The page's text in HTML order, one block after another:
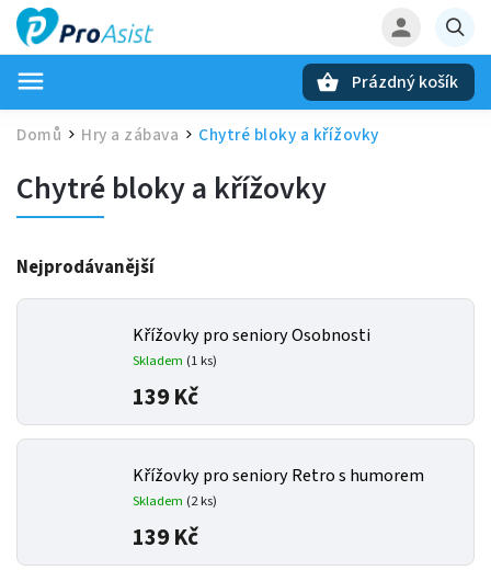
Prázdný košík
Domů / Hry a zábava / Chytré bloky a křížovky
Chytré bloky a křížovky
Nejprodávanější
Křížovky pro seniory Osobnosti
Skladem (1 ks)
139 Kč
Křížovky pro seniory Retro s humorem
Skladem (2 ks)
139 Kč